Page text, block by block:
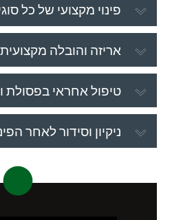
פינוי מקצועי של כל
אריזה והובלה מקצועית
טיפול אחראי בפסולת
ניקיון וסידור לאחר